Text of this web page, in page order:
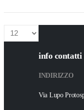
info contatti
INDIRIZZO
Via Lupo